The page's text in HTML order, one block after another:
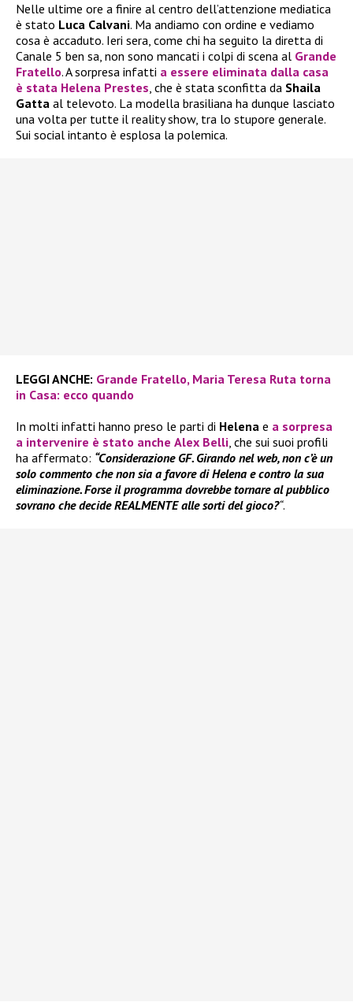
Nelle ultime ore a finire al centro dell’attenzione mediatica
è stato Luca Calvani. Ma andiamo con ordine e vediamo
cosa è accaduto. Ieri sera, come chi ha seguito la diretta di
Canale 5 ben sa, non sono mancati i colpi di scena al Grande
Fratello. A sorpresa infatti a essere eliminata dalla casa
è stata Helena Prestes, che è stata sconfitta da Shaila
Gatta al televoto. La modella brasiliana ha dunque lasciato
una volta per tutte il reality show, tra lo stupore generale.
Sui social intanto è esplosa la polemica.
LEGGI ANCHE: Grande Fratello, Maria Teresa Ruta torna
in Casa: ecco quando
In molti infatti hanno preso le parti di Helena e a sorpresa
a intervenire è stato anche Alex Belli, che sui suoi profili
ha affermato: “Considerazione GF. Girando nel web, non c’è un
solo commento che non sia a favore di Helena e contro la sua
eliminazione. Forse il programma dovrebbe tornare al pubblico
sovrano che decide REALMENTE alle sorti del gioco?“.